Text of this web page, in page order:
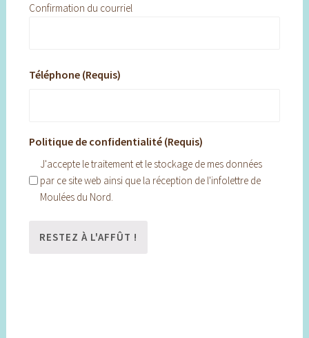
Confirmation du courriel
Téléphone (Requis)
Politique de confidentialité (Requis)
J'accepte le traitement et le stockage de mes données
par ce site web ainsi que la réception de l'infolettre de
Moulées du Nord.